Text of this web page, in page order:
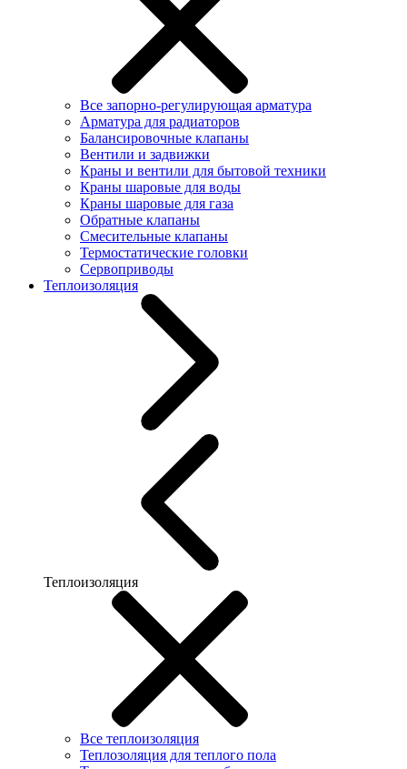
Все запорно-регулирующая арматура
Арматура для радиаторов
Балансировочные клапаны
Вентили и задвижки
Краны и вентили для бытовой техники
Краны шаровые для воды
Краны шаровые для газа
Обратные клапаны
Смесительные клапаны
Термостатические головки
Сервоприводы
Теплоизоляция
Теплоизоляция
Все теплоизоляция
Теплозоляция для теплого пола